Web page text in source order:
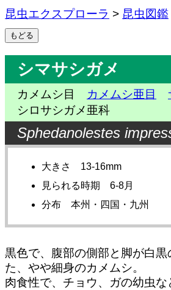
昆虫エクスプローラ > 昆虫図鑑
シマサシガメ
カメムシ目 カメムシ亜目
シロサシガメ亜科
Sphedanolestes
大きさ 13-16mm
見られる時期 6-8月
分布 本州・四国・九州
黒色で、腹部の側部と脚が白黒
た、やや細身のカメムシ。
肉食性で、チョウ、ガの幼虫な